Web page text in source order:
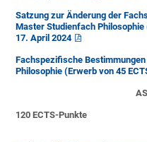
Satzung zur Änderung der
Master Studienfach
17. April 2024
Fachspezifische
Philosophie (Erwerb von 45
120 ECTS-Punkte